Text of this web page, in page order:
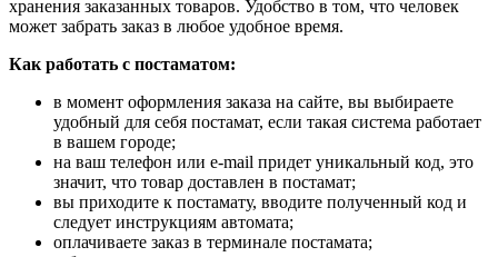
хранения заказанных товаров. Удобство в том, что человек
может забрать заказ в любое удобное время.
Как работать с постаматом:
в момент оформления заказа на сайте, вы выбираете
удобный для себя постамат, если такая система работает
в вашем городе;
на ваш телефон или e-mail придет уникальный код, это
значит, что товар доставлен в постамат;
вы приходите к постамату, вводите полученный код и
следует инструкциям автомата;
оплачиваете заказ в терминале постамата;